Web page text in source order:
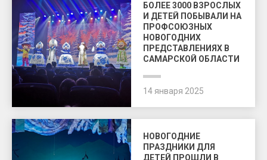
БОЛЕЕ 3000 ВЗРОСЛЫХ
И ДЕТЕЙ ПОБЫВАЛИ НА
ПРОФСОЮЗНЫХ
НОВОГОДНИХ
ПРЕДСТАВЛЕНИЯХ В
САМАРСКОЙ ОБЛАСТИ
14 января 2025
НОВОГОДНИЕ
ПРАЗДНИКИ ДЛЯ
ДЕТЕЙ ПРОШЛИ В